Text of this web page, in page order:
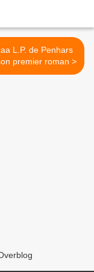
L.P. de Penhars
publie son premier roman >